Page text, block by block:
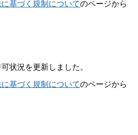
基づく規制についてのページから
状況を更新しました。
基づく規制についてのページから